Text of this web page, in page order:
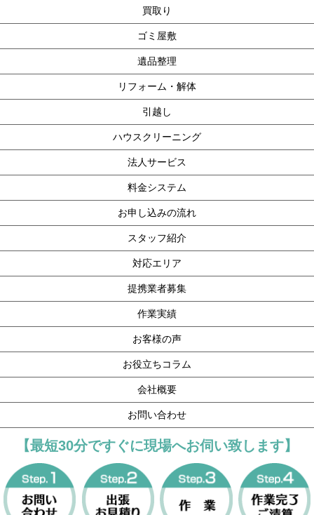
買取り
ゴミ屋敷
遺品整理
リフォーム・解体
引越し
ハウスクリーニング
法人サービス
料金システム
お申し込みの流れ
スタッフ紹介
対応エリア
提携業者募集
作業実績
お客様の声
お役立ちコラム
会社概要
お問い合わせ
【最短30分ですぐに現場へお伺い致します】